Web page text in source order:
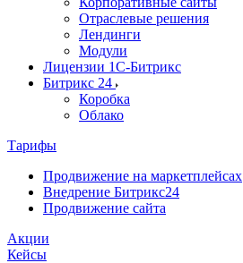
Отраслевые решения
Лендинги
Модули
Лицензии 1С-Битрикс
Битрикс 24
Коробка
Облако
Тарифы
Продвижение на маркетплейсах
Внедрение Битрикс24
Продвижение сайта
Акции
Кейсы